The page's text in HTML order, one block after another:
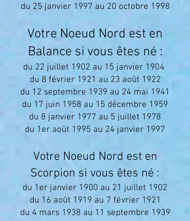
du 25 janvier 1997 au 20 octobre 1998
Votre Noeud Nord est en
Balance si vous êtes né :
du 22 juillet 1902 au 15 janvier 1904
du 8 février 1921 au 23 août 1922
du 12 septembre 1939 au 24 mai 1941
du 17 juin 1958 au 15 décembre 1959
du 8 janvier 1977 au 5 juillet 1978
du 1er août 1995 au 24 janvier 1997
Votre Noeud Nord est en
Scorpion si vous êtes né :
du 1er janvier 1900 au 21 juillet 1902
du 16 août 1919 au 7 février 1921
du 4 mars 1938 au 11 septembre 1939